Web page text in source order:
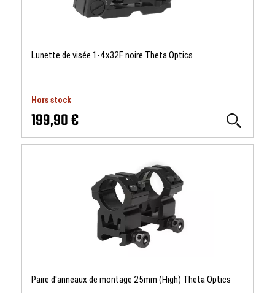
Lunette de visée 1-4x32F noire Theta Optics
Hors stock
199,90 €
Paire d'anneaux de montage 25mm (High) Theta Optics